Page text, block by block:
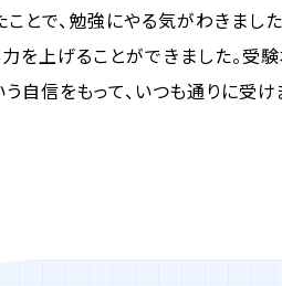
で、勉強にやる気がわきました
を上げることができました。受
自信をもって、いつも通りに受け